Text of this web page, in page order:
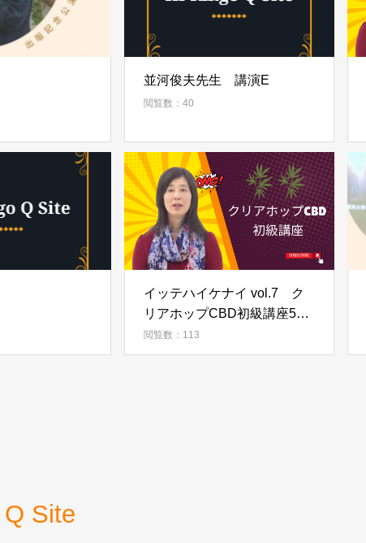
並河俊夫先生 講演E
閲覧数：40
イッテハイケナイ vol.7 ク
リアホップCBD初級講座5
上古眞理医師
閲覧数：113
Site